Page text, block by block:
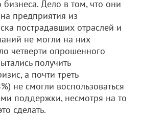
бизнеса. Дело в том, что они
предприятия из
пострадавших отраслей и
не могли на них
четверти опрошенного
получить
а почти треть
не смогли воспользоваться
поддержки, несмотря на то
сделать.